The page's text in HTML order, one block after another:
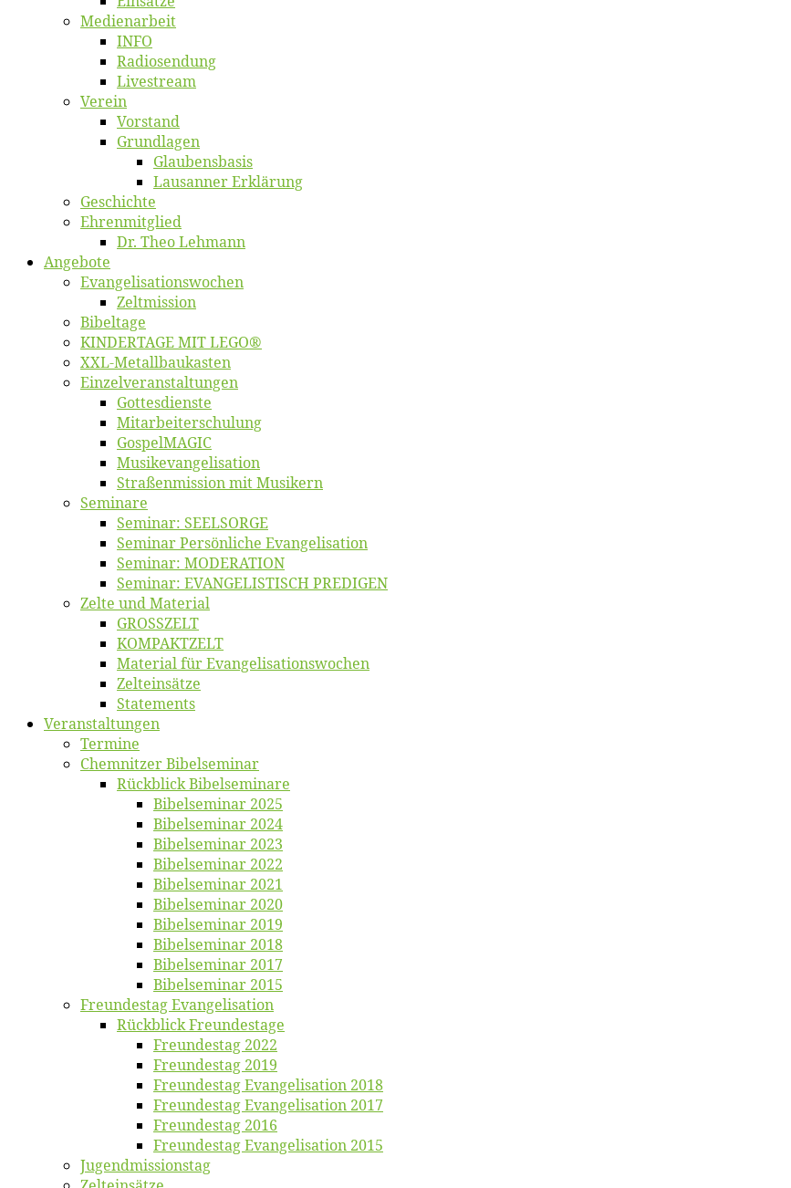
Me­di­en­ar­beit
INFO
Ra­dio­sen­dung
Live­stream
Ver­ein
Vor­stand
Grund­la­gen
Glaubens­ba­sis
Lausan­ner Erklärung
Ge­schich­te
Eh­ren­mit­glied
Dr. Theo Lehmann
An­ge­bo­te
Evangelisa­tions­wo­chen
Zelt­mis­si­on
Bi­bel­ta­ge
KINDERTAGE MIT LEGO®
XXL-Me­­tal­l­­bau­­kas­­ten
Einzelver­an­stal­tungen
Got­tes­diens­te
Mitarbeiter­schulung
Gos­pel­MA­GIC
Musikevan­ge­li­sa­tion
Straßenmis­sion mit Musikern
Se­mi­na­re
Se­mi­nar: SEELSORGE
Se­mi­nar Per­sön­li­che Evangelisation
Se­mi­nar: MODERATION
Se­mi­nar: EVANGELISTISCH PREDIGEN
Zel­te und Material
GROSSZELT
KOMPAKTZELT
Ma­te­ri­al für Evangelisationswochen
Zelt­ein­sät­ze
State­ments
Ver­an­stal­tun­gen
Ter­mi­ne
Chemnit­zer Bibelseminar
Rück­blick Bibelseminare
Bi­bel­se­mi­nar 2025
Bi­bel­se­mi­nar 2024
Bi­bel­se­mi­nar 2023
Bi­bel­se­mi­nar 2022
Bi­bel­se­mi­nar 2021
Bi­bel­se­mi­nar 2020
Bi­bel­se­mi­nar 2019
Bi­bel­se­mi­nar 2018
Bibelsemi­nar 2017
Bibelsemi­nar 2015
Freun­des­tag Evangelisation
Rück­blick Freundestage
Freun­des­tag 2022
Freun­des­tag 2019
Freun­des­tag Evan­ge­li­sa­ti­on 2018
Freun­des­tag Evan­ge­li­sa­ti­on 2017
Freun­des­tag 2016
Freun­des­tag Evan­ge­li­sa­ti­on 2015
Jugend­mis­sions­tag